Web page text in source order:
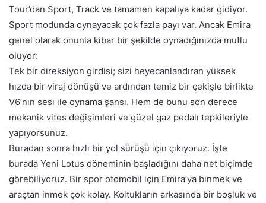
Tour’dan Sport, Track ve tamamen kapalıya kadar gidiyor.
Sport modunda oynayacak çok fazla payı var. Ancak Emira
genel olarak onunla kibar bir şekilde oynadığınızda mutlu
oluyor:
Tek bir direksiyon girdisi; sizi heyecanlandıran yüksek
hızda bir viraj dönüşü ve ardından temiz bir çekişle birlikte
V6’nın sesi ile oynama şansı. Hem de bunu son derece
mekanik vites değişimleri ve güzel gaz pedalı tepkileriyle
yapıyorsunuz.
Buradan sonra hızlı bir yol sürüşü için çıkıyoruz. İşte
burada Yeni Lotus döneminin başladığını daha net biçimde
görebiliyoruz. Bir spor otomobil için Emira’ya binmek ve
araçtan inmek çok kolay. Koltukların arkasında bir boşluk ve